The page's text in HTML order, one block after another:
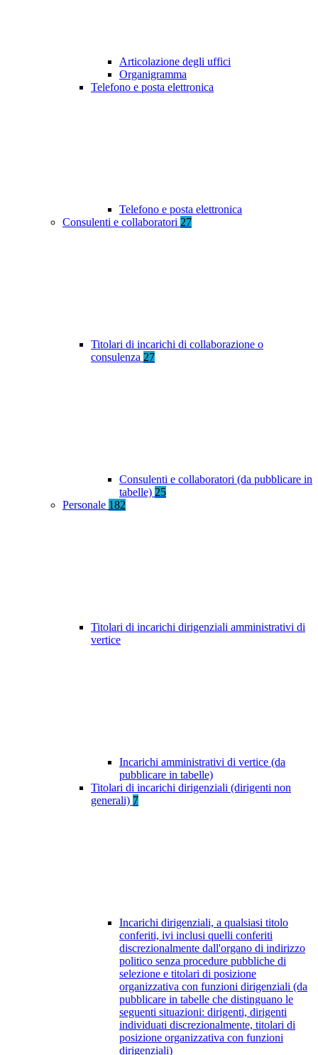
Articolazione degli uffici
Organigramma
Telefono e posta elettronica
Telefono e posta elettronica
Consulenti e collaboratori 27
Titolari di incarichi di collaborazione o
consulenza 27
Consulenti e collaboratori (da pubblicare in
tabelle) 25
Personale 182
Titolari di incarichi dirigenziali amministrativi di
vertice
Incarichi amministrativi di vertice (da
pubblicare in tabelle)
Titolari di incarichi dirigenziali (dirigenti non
generali) 7
Incarichi dirigenziali, a qualsiasi titolo
conferiti, ivi inclusi quelli conferiti
discrezionalmente dall'organo di indirizzo
politico senza procedure pubbliche di
selezione e titolari di posizione
organizzativa con funzioni dirigenziali (da
pubblicare in tabelle che distinguano le
seguenti situazioni: dirigenti, dirigenti
individuati discrezionalmente, titolari di
posizione organizzativa con funzioni
dirigenziali)